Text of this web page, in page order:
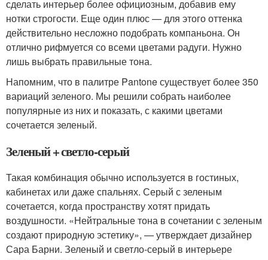
сделать интерьер более официозным, добавив ему
нотки строгости. Еще один плюс — для этого оттенка
действительно несложно подобрать компаньона. Он
отлично рифмуется со всеми цветами радуги. Нужно
лишь выбрать правильные тона.
Напомним, что в палитре Pantone существует более 350
вариаций зеленого. Мы решили собрать наиболее
популярные из них и показать, с какими цветами
сочетается зеленый.
Зеленый + светло-серый
Такая комбинация обычно используется в гостиных,
кабинетах или даже спальнях. Серый с зеленым
сочетается, когда пространству хотят придать
воздушности. «Нейтральные тона в сочетании с зеленым
создают природную эстетику», — утверждает дизайнер
Сара Барни. Зеленый и светло-серый в интерьере